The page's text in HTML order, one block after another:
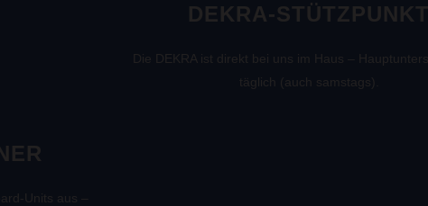
DEKRA-STÜTZPUNKT
Die DEKRA ist direkt bei uns im Haus –
täglich (auch samstags).
Units aus –